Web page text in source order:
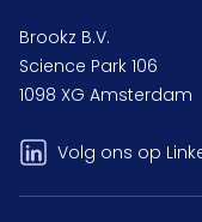
Brookz B.V.
Science Park 106
1098 XG Amsterdam
Volg ons op